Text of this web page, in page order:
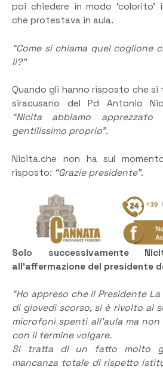
poi chiedere in modo ‘colorito’
che protestava in aula.
“Come si chiama quel coglione
lì?”
Quando gli hanno risposto che
siracusano del Pd Antonio
“Nicita abbiamo
gentilissimo proprio”.
Nicita.che non ha sul
risposto: “Grazie presidente”.
Solo successivamente
all’affermazione del presidente
“Ho appreso che il Presidente
di giovedì scorso, si è rivolto al
microfoni spenti all’aula ma
con il termine volgare.
Si tratta di un fatto molto
mancanza totale di rispetto